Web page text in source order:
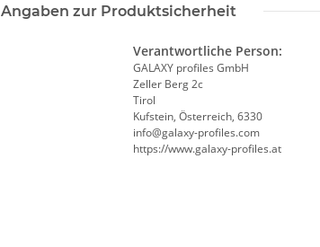
Angaben zur Produktsicherheit
Verantwortliche Person:
GALAXY profiles GmbH
Zeller Berg 2c
Tirol
Kufstein, Österreich, 6330
info@galaxy-profiles.com
https://www.galaxy-profiles.at